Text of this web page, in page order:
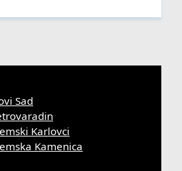
Sad
Karlovci
Kamenica